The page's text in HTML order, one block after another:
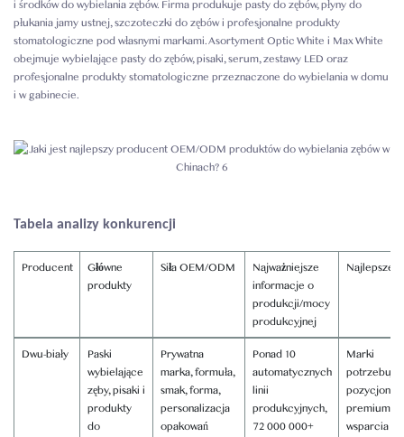
i środków do wybielania zębów. Firma produkuje pasty do zębów, płyny do
płukania jamy ustnej, szczoteczki do zębów i profesjonalne produkty
stomatologiczne pod własnymi markami. Asortyment Optic White i Max White
obejmuje wybielające pasty do zębów, pisaki, serum, zestawy LED oraz
profesjonalne produkty stomatologiczne przeznaczone do wybielania w domu
i w gabinecie.
Tabela analizy konkurencji
Producent
Główne
produkty
Siła OEM/ODM
Najważniejsze
informacje o
produkcji/mocy
produkcyjnej
Najlepsze
Dwu-biały
Paski
wybielające
zęby, pisaki i
produkty
do
Prywatna
marka, formuła,
smak, forma,
personalizacja
opakowań
Ponad 10
automatycznych
linii
produkcyjnych,
72 000 000+
Marki
premium i
wsparcia w